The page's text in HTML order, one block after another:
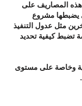
هذه المصاريف على
يضبطها مشروع
مثل عدول التنفيذ
تضبط كيفية تحديد
وخاصة على مستوى